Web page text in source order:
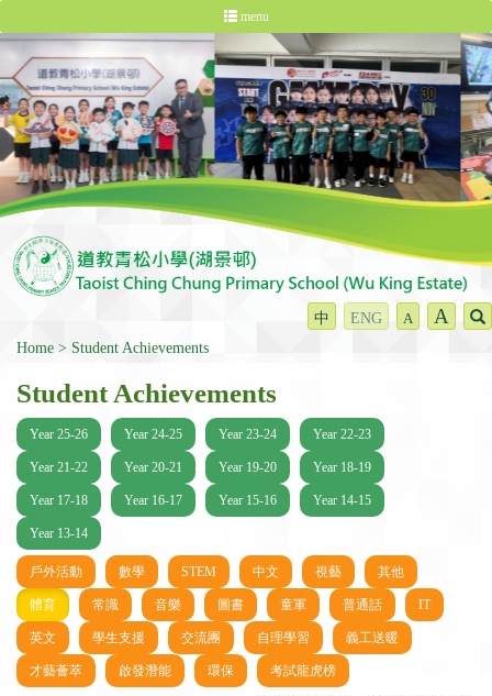
menu
中 ENG A A
Home Student Achievements
Student Achievements
Year 25-26 Year 24-25 Year 23-24 Year 22-23
Year 21-22 Year 20-21 Year 19-20 Year 18-19
Year 17-18 Year 16-17 Year 15-16 Year 14-15
Year 13-14
戶外活動 數學 STEM 中文 視藝 其他
體育 常識 音樂 圖書 童軍 普通話 IT
英文 學生支援 交流團 自理學習 義工送暖
才藝薈萃 啟發潛能 環保 考試龍虎榜